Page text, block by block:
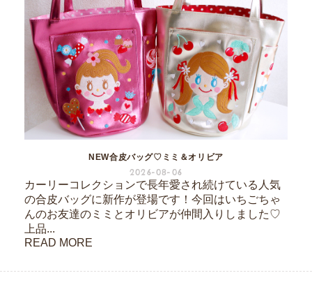
NEW合皮バッグ♡ミミ＆オリビア
2026-08-06
カーリーコレクションで長年愛され続けている人気
の合皮バッグに新作が登場です！今回はいちごちゃ
んのお友達のミミとオリビアが仲間入りしました♡
上品...
READ MORE